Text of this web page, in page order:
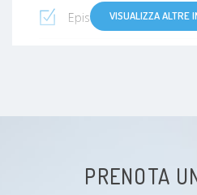
Epistassi
Acufene
VISUALIZZA ALTRE
PRENOTA